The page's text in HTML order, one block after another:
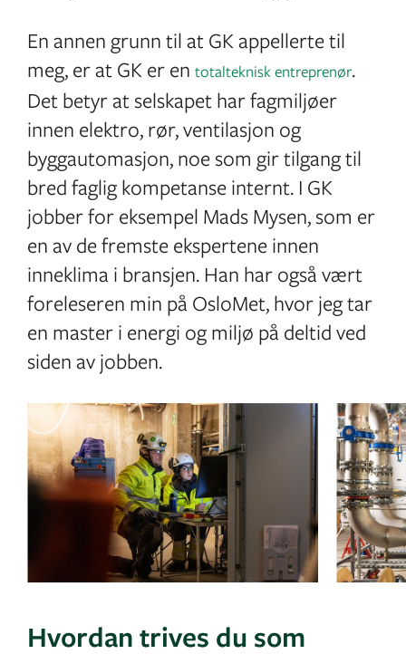
En annen grunn til at GK appellerte til
meg, er at GK er en totalteknisk entreprenør.
Det betyr at selskapet har fagmiljøer
innen elektro, rør, ventilasjon og
byggautomasjon, noe som gir tilgang til
bred faglig kompetanse internt. I GK
jobber for eksempel Mads Mysen, som er
en av de fremste ekspertene innen
inneklima i bransjen. Han har også vært
foreleseren min på OsloMet, hvor jeg tar
en master i energi og miljø på deltid ved
siden av jobben.
Hvordan trives du som